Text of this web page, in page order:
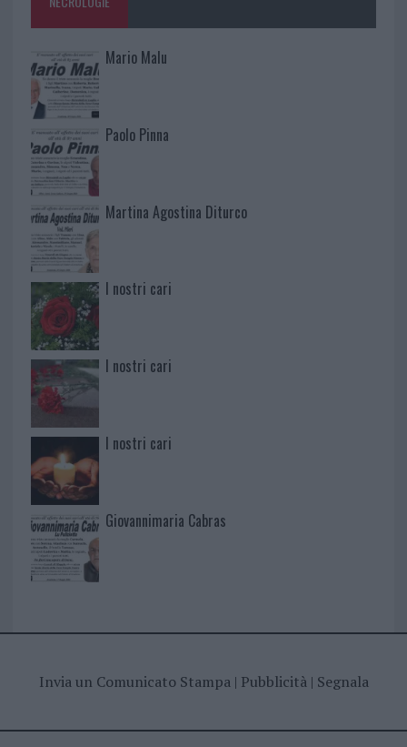
Mario Malu
Paolo Pinna
Martina Agostina Diturco
I nostri cari
I nostri cari
I nostri cari
Giovannimaria Cabras
Invia un Comunicato Stampa| Pubblicità| Segnala